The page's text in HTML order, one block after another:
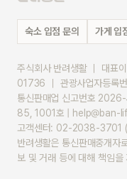
숙소 입점 문의 가게 입
주식회사 반려생활 ｜ 대표
01736 ｜ 관광사업자등록
통신판매업 신고번호
85, 1001호 | help@ban-
고객센터: 02-2038-3701
반려생활은 통신판매중개자
보 및 거래 등에 대해 책임을